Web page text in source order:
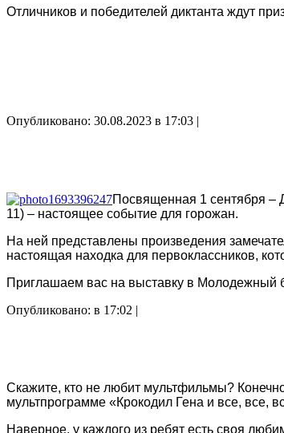
Отличников и победителей диктанта ждут
Опубликовано: 30.08.2023 в 17:03 |
Посвященная 1 сентября –
11) – настоящее событие для горожан.
На ней представлены произведения
настоящая находка для первоклассников,
Приглашаем вас на выставку в Молодежный
Опубликовано: в 17:02 |
Скажите, кто не любит мультфильмы?
мультпрограмме «Крокодил Гена и все, все,
Наверное, у каждого из ребят есть своя